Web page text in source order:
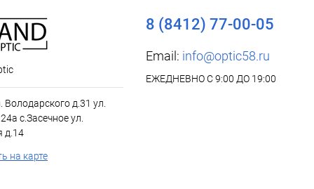
Володарского д.31 ул.
с.Засечное ул.
д.14
на карте
8 (8412) 77-00-05
Email: info@optic58.ru
ЕЖЕДНЕВНО С 9:00 ДО 19:00